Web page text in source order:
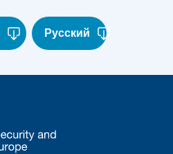
Русский